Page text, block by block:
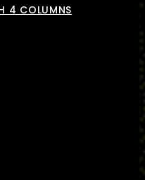
4 COLUMNS